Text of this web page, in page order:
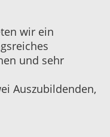
wir ein
und sehr
Auszubildenden,